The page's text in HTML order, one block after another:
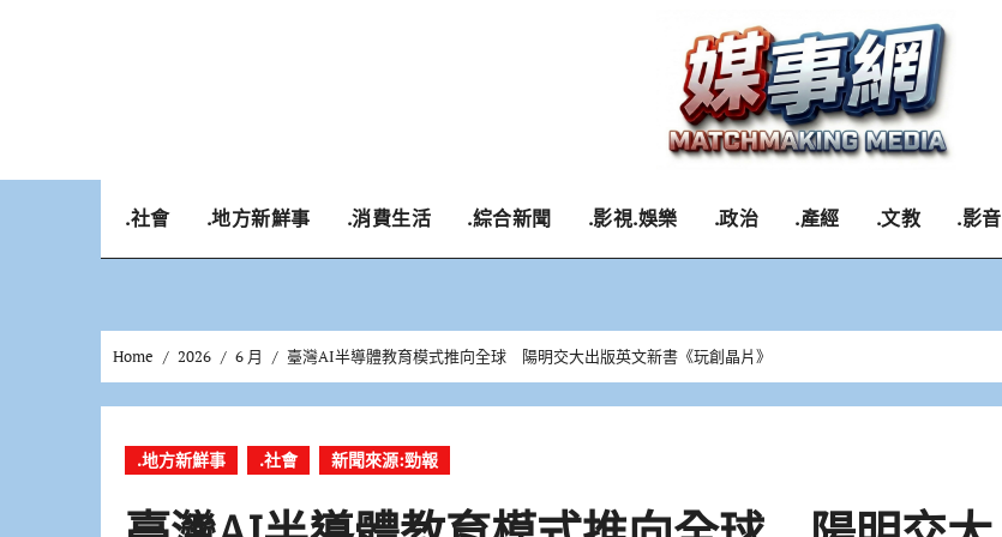
.社會 .地方新鮮事 .消費生活 .綜合新聞 .影視.娛樂 .政治 .產經 .文教 .影音
Home 2026 6 月 臺灣AI半導體教育模式推向全球 陽明交大出版英文新書《玩創晶片》
.地方新鮮事 .社會 新聞來源:勁報